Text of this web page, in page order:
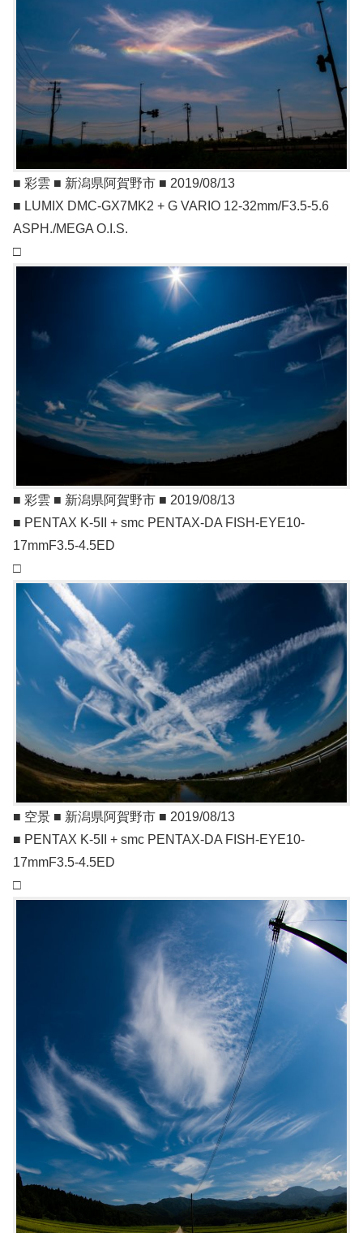
■ 彩雲 ■ 新潟県阿賀野市 ■ 2019/08/13
■ LUMIX DMC-GX7MK2 + G VARIO 12-32mm/F3.5-5.6
ASPH./MEGA O.I.S.
□
■ 彩雲 ■ 新潟県阿賀野市 ■ 2019/08/13
■ PENTAX K-5II + smc PENTAX-DA FISH-EYE10-
17mmF3.5-4.5ED
□
■ 空景 ■ 新潟県阿賀野市 ■ 2019/08/13
■ PENTAX K-5II + smc PENTAX-DA FISH-EYE10-
17mmF3.5-4.5ED
□